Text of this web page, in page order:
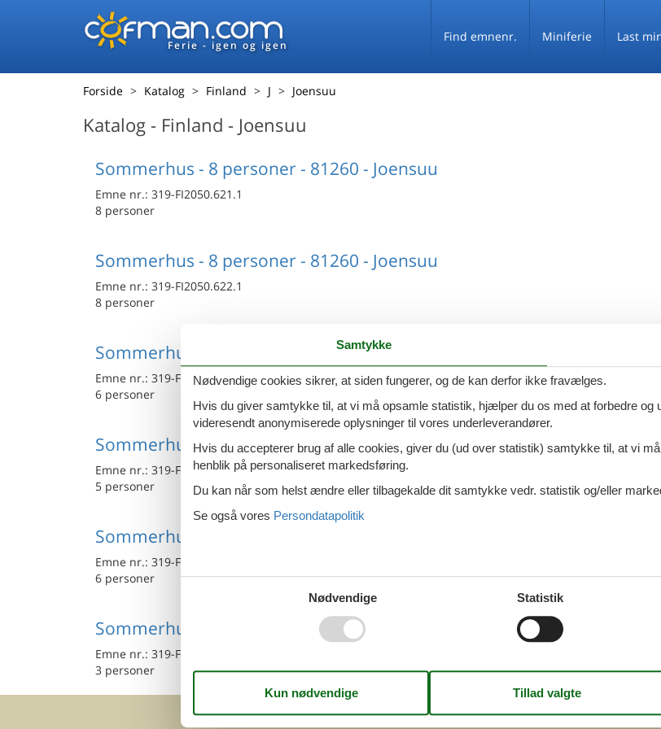
Ferie - igen og igen
Find emnenr. Miniferie Last
Forside Katalog Finland J Joensuu
Katalog - Finland - Joensuu
Sommerhus - 8 personer - 81260 - Joensuu
Emne nr.: 319-FI2050.621.1
8 personer
Sommerhus - 8 personer - 81260 - Joensuu
Emne nr.: 319-FI2050.622.1
8 personer
Sommerhus - 6 personer - 82335 - Joensuu
Emne nr.: 319-FI2050.611.1
6 personer
Sommerhus - 5 personer - 81260 - Joensuu
Emne nr.: 319-FI2050.619.1
5 personer
Sommerhus - 6 personer - 82335 - Joensuu
Emne nr.: 319-FI2050.609.1
6 personer
Sommerhus - 3 personer - 81260 - Joensuu
Emne nr.: 319-FI2050.603.1
3 personer
Samtykke
Nødvendige cookies sikrer, at siden fungerer, og de kan derfor ikke fravælges.
Hvis du giver samtykke til, at vi må opsamle statistik, hjælper du os med at forbedre og
videresendt anonymiserede oplysninger til vores underleverandører.
Hvis du accepterer brug af alle cookies, giver du (ud over statistik) samtykke til, at vi
henblik på personaliseret markedsføring.
Du kan når som helst ændre eller tilbagekalde dit samtykke vedr. statistik og/eller
Se også vores Persondatapolitik
Nødvendige Statistik